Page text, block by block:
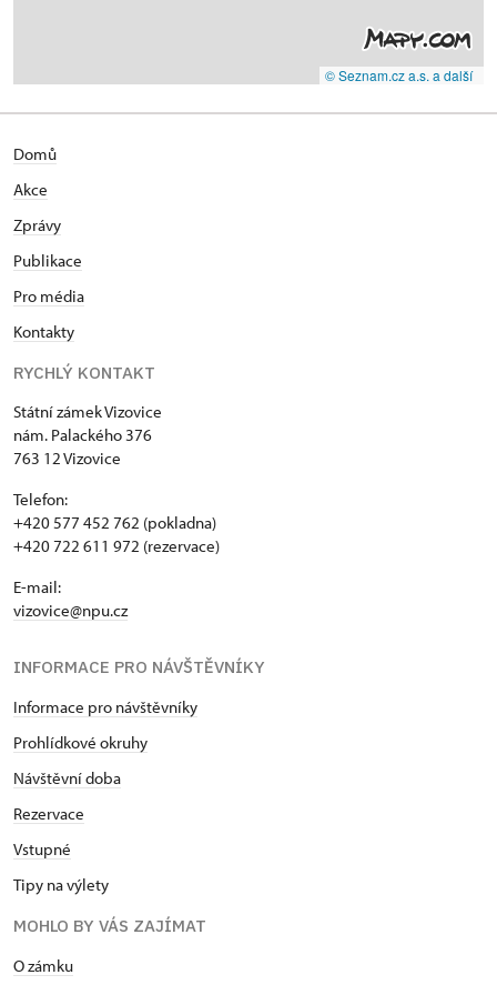
© Seznam.cz a.s. a další
Domů
Akce
Zprávy
Publikace
Pro média
Kontakty
RYCHLÝ KONTAKT
Státní zámek Vizovice
nám. Palackého 376
763 12 Vizovice
Telefon:
+420 577 452 762 (pokladna)
+420 722 611 972 (rezervace)
E-mail:
vizovice@npu.cz
INFORMACE PRO NÁVŠTĚVNÍKY
Informace pro návštěvníky
Prohlídkové okruhy
Návštěvní doba
Rezervace
Vstupné
Tipy na výlety
MOHLO BY VÁS ZAJÍMAT
O zámku